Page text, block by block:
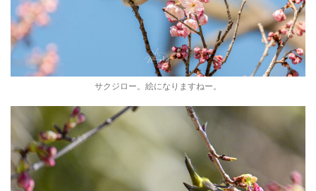
サクジロー。絵になりますねー。